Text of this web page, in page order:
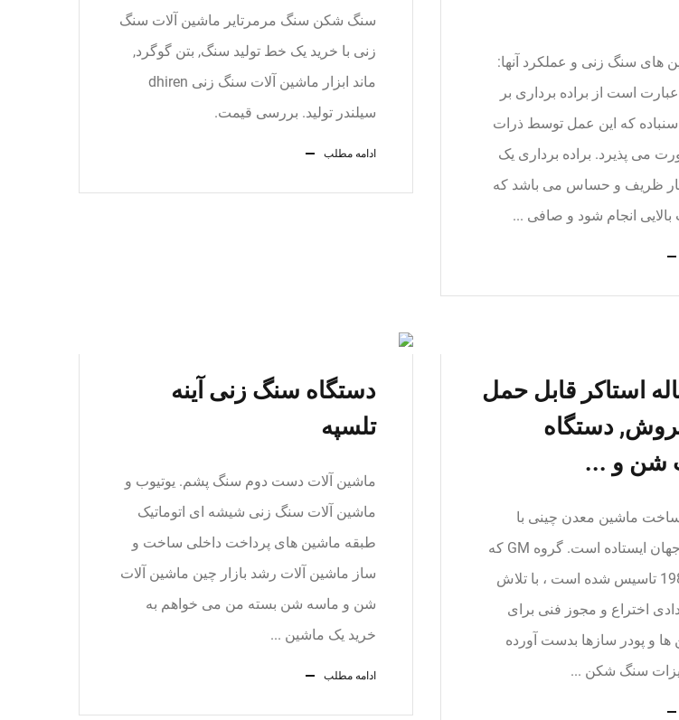
های سنگ زنی و عملکرد آنها:
است از براده برداری بر
که این عمل توسط ذرات
می پذیرد. براده برداری یک
ظریف و حساس می باشد که
بالایی انجام شود و صافی ...
سنگ شکن سنگ مرمرتایر ماشین آلات سنگ
زنی با خرید یک خط تولید سنگ, بتن گوگرد,
ماند ابزار ماشین آلات سنگ زنی dhiren
سیلندر تولید. بررسی قیمت.
ادامه مطلب
استاکر قابل حمل
دستگاه
شن و ...
ماشین معدن چینی با
افتخار در جهان ایستاده است. گروه GM که
از سال 1987 تاسیس شده است ، با تلاش
اختراع و مجوز فنی برای
و پودر سازها بدست آورده
سنگ شکن ...
دستگاه سنگ زنی آینه
تلسپه
ماشین آلات دست دوم سنگ پشم. یوتیوب و
ماشین آلات سنگ زنی شیشه ای اتوماتیک
طبقه ماشین های پرداخت داخلی ساخت و
ساز ماشین آلات رشد بازار چین ماشین آلات
شن و ماسه شن بسته من می خواهم به
خرید یک ماشین ...
ادامه مطلب